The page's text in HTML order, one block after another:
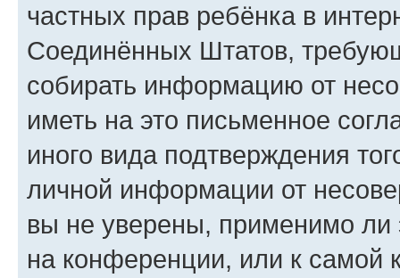
частных прав ребёнка в
Соединённых Штатов,
собирать информацию от
иметь на это письменное
иного вида подтверждения
личной информации от
вы не уверены, применимо ли
на конференции, или к самой